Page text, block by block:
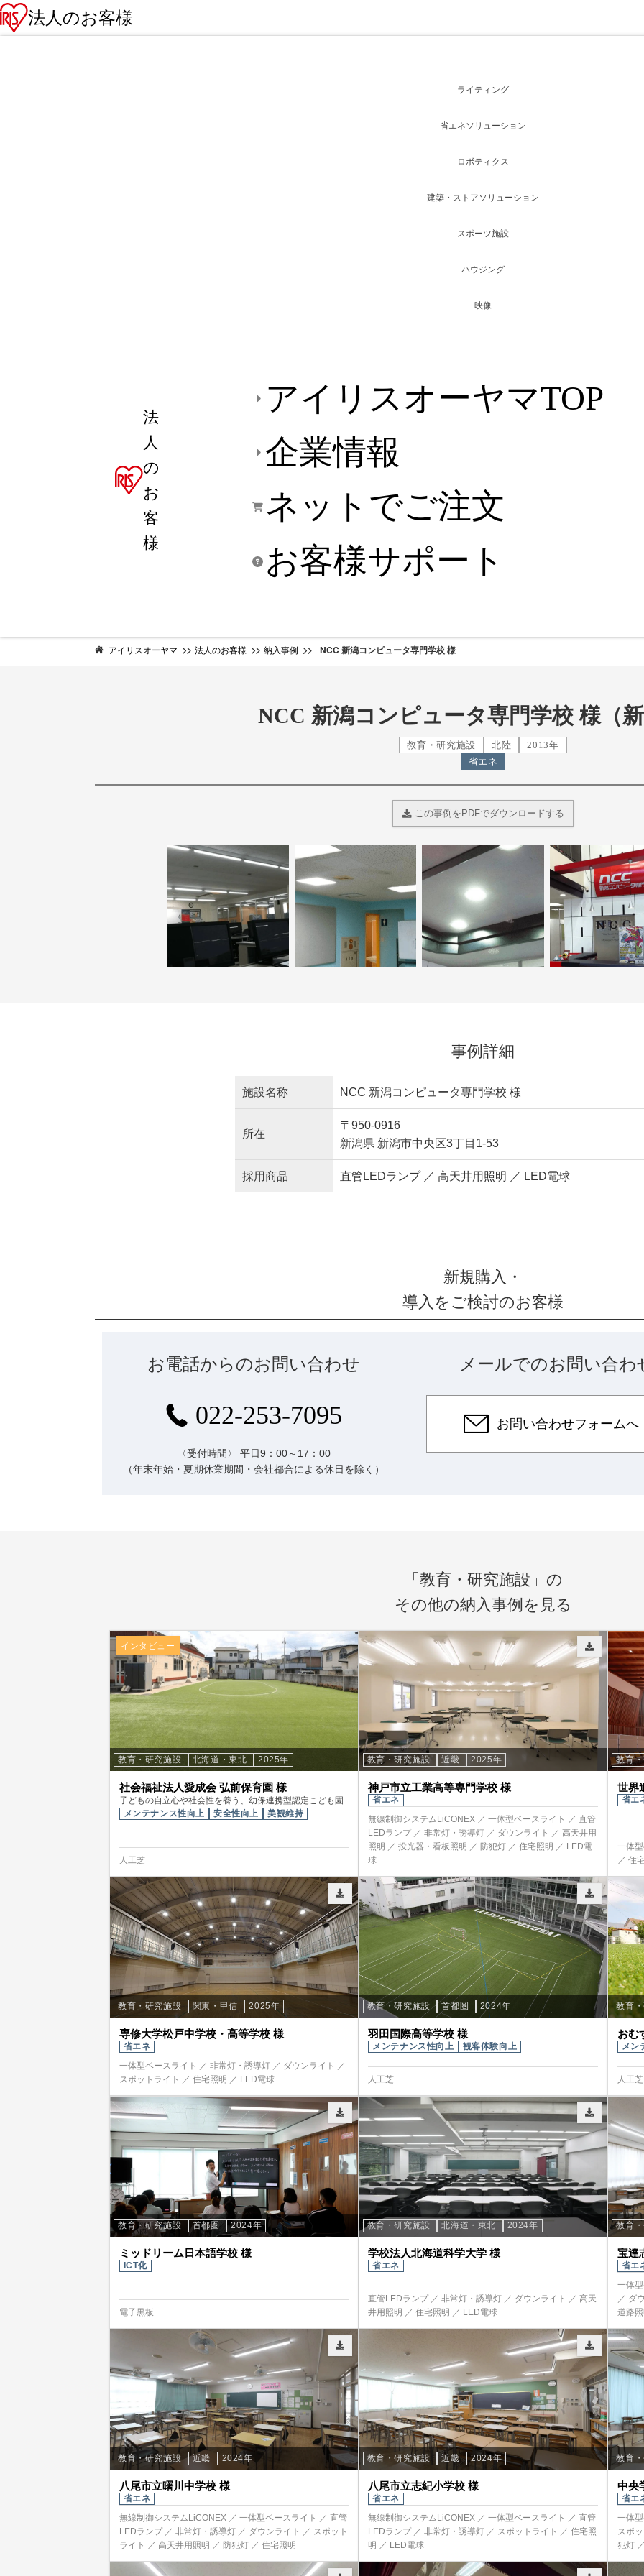
法人のお客様
法
人
の
お
客
様
アイリスオーヤマTOP
企業情報
ネットでご注文
お客様サポート
ライティング
省エネソリューション
ロボティクス
建築・ストアソリューション
スポーツ施設
ハウジング
映像
アイリスオーヤマ 法人のお客様 納入事例 NCC 新潟コンピュータ専門学校 様
NCC 新潟コンピュータ専門学校 様（
教育・研究施設 北陸
2013年
省エネ
この事例をPDFでダウンロードする
事例詳細
施設名称 NCC 新潟コンピュータ専門学校 様
所在
〒950-0916
新潟県 新潟市中央区3丁目1-53
採用商品 直管LEDランプ ／ 高天井用照明 ／ LED電球
新規購入・
導入をご検討のお客様
お電話からのお問い合わせ
022-253-7095
〈受付時間〉
平日9：00～17：00
（年末年始・夏期休業期間・会社都合による休日を除く）
メールでのお問い合わ
お問い合わせフォームへ
「教育・研究施設」の
その他の納入事例を見る
インタビュー
教育・研究施設 北海道・東北 2025年
社会福祉法人愛成会 弘前保育園 様
子どもの自立心や社会性を養う、幼保連携型認定こども園
メンテナンス性向上
安全性向上 美観維持
人工芝
教育・研究施設 近畿 2025年
神戸市立工業高等専門学校 様
省エネ
無線制御システムLiCONEX ／ 一体型ベースライト ／ 直管
LEDランプ ／ 非常灯・誘導灯 ／ ダウンライト ／ 高天井用
照明 ／ 投光器・看板照明 ／ 防犯灯 ／ 住宅照明 ／ LED電
球
教育
世界
省エ
一体
／ 住
教育・研究施設 関東・甲信 2025年
専修大学松戸中学校・高等学校 様
省エネ
一体型ベースライト ／ 非常灯・誘導灯 ／ ダウンライト ／
スポットライト ／ 住宅照明 ／ LED電球
教育・研究施設 首都圏 2024年
羽田国際高等学校 様
メンテナンス性向上 観客体験向上
人工芝
教育
おむ
メン
人工芝
教育・研究施設 首都圏 2024年
ミッドリーム日本語学校 様
ICT化
電子黒板
教育・研究施設 北海道・東北 2024年
学校法人北海道科学大学 様
省エネ
直管LEDランプ ／ 非常灯・誘導灯 ／ ダウンライト ／ 高天
井用照明 ／ 住宅照明 ／ LED電球
教育
宝達
省エ
一体
／ ダ
道路
教育・研究施設 近畿 2024年
八尾市立曙川中学校 様
省エネ
無線制御システムLiCONEX ／ 一体型ベースライト ／ 直管
LEDランプ ／ 非常灯・誘導灯 ／ ダウンライト ／ スポット
ライト ／ 高天井用照明 ／ 防犯灯 ／ 住宅照明
教育・研究施設 近畿 2024年
八尾市立志紀小学校 様
省エネ
無線制御システムLiCONEX ／ 一体型ベースライト ／ 直管
LEDランプ ／ 非常灯・誘導灯 ／ スポットライト ／ 住宅照
明 ／ LED電球
教育
中央
省エ
一体
スポ
犯灯